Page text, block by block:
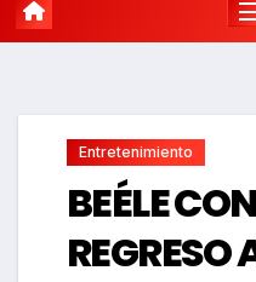
Entretenimiento
BEÉLE
REGRESO